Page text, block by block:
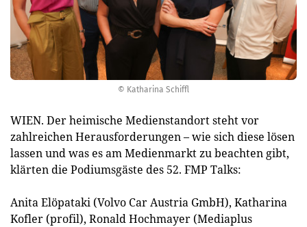
© Katharina Schiffl
WIEN. Der heimische Medienstandort steht vor
zahlreichen Herausforderungen – wie sich diese lösen
lassen und was es am Medienmarkt zu beachten gibt,
klärten die Podiumsgäste des 52. FMP Talks:
Anita Elöpataki (Volvo Car Austria GmbH), Katharina
Kofler (profil), Ronald Hochmayer (Mediaplus